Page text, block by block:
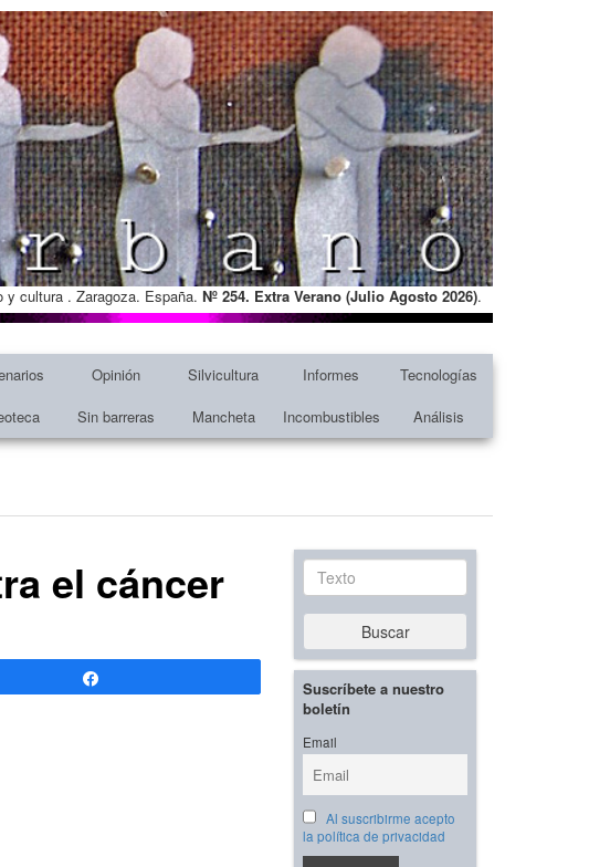
cultura . Zaragoza. España. Nº 254. Extra Verano (Julio Agosto 2026).
Opinión Silvicultura Informes
Tecnologías
Sin barreras Mancheta Incombustibles Análisis
el cáncer Texto
Buscar
Suscríbete a nuestro
boletín
Email
Al suscribirme acepto
la política de privacidad